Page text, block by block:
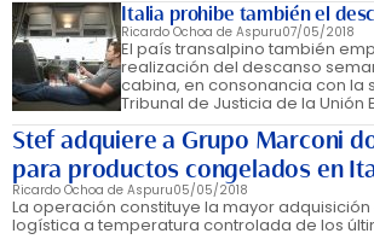
Italia prohibe también el
Ricardo Ochoa de Aspuru07/05/2018
El país transalpino también
realización del descanso
cabina, en consonancia con la
Tribunal de Justicia de la Unión
Stef adquiere a Grupo Marconi
para productos congelados en
Ricardo Ochoa de Aspuru05/05/2018
La operación constituye la mayor
logística a temperatura controlada de los